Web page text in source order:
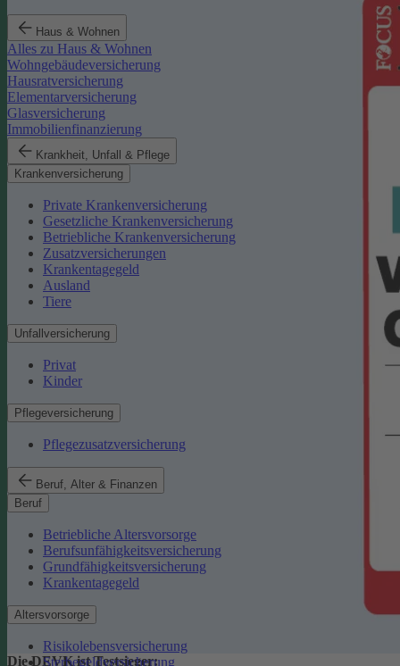
Haus & Wohnen
Alles zu Haus & Wohnen
Wohngebäudeversicherung
Hausratversicherung
Elementarversicherung
Glasversicherung
Immobilienfinanzierung
Krankheit, Unfall & Pflege
Krankenversicherung
Private Krankenversicherung
Gesetzliche Krankenversicherung
Betriebliche Krankenversicherung
Zusatzversicherungen
Krankentagegeld
Ausland
Tiere
Unfallversicherung
Privat
Kinder
Pflegeversicherung
Pflegezusatzversicherung
Beruf, Alter & Finanzen
Beruf
Betriebliche Altersvorsorge
Berufsunfähigkeitsversicherung
Grundfähigkeitsversicherung
Krankentagegeld
Altersvorsorge
Risikolebensversicherung
Sterbegeldversicherung
Die DEVK ist Testsieger: